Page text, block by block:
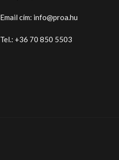
Email cím: info@proa.hu
Tel.: +36 70 850 5503